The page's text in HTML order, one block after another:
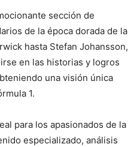
sección de
de la época dorada de la
hasta Stefan Johansson,
en las historias y logros
una visión única
1.
para los apasionados de la
especializado, análisis